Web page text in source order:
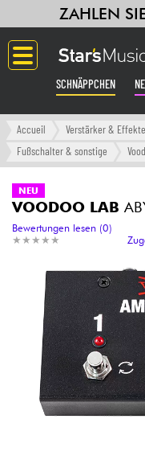
ZAHLEN
SCHNÄPPCHEN
Langue
Verstärker &
Klaviere & Piano
Synths &
Studio
Kopfhörer
Mikros
Accueil Verstärker & Effekte
Fußschalter & sonstige
NEU
VOODOO LAB
★ ★ ★ ★ ★
★ ★ ★ ★ ★
Bewertungen lesen (0)